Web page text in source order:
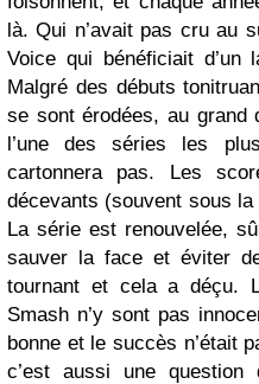
là. Qui n’avait pas cru au
Voice qui bénéficiait d’un
Malgré des débuts
se sont érodées, au grand
l’une des séries les
cartonnera pas. Les
décevants (souvent sous
La série est renouvelée,
sauver la face et éviter
tournant et cela a déçu.
Smash n’y sont pas
bonne et le succès n’était
c’est aussi une